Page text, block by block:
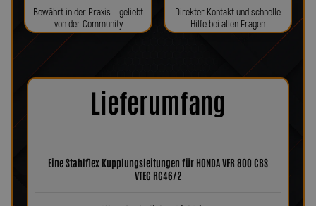
Bewährt in der Praxis – geliebt
von der Community
Direkter Kontakt und schnelle
Hilfe bei allen Fragen
Lieferumfang
Eine Stahlflex Kupplungsleitungen für HONDA VFR 800 CBS
VTEC RC46/2